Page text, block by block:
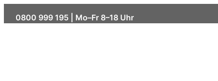
to 0800 999 195 | Mo–Fr 8–18 Uhr